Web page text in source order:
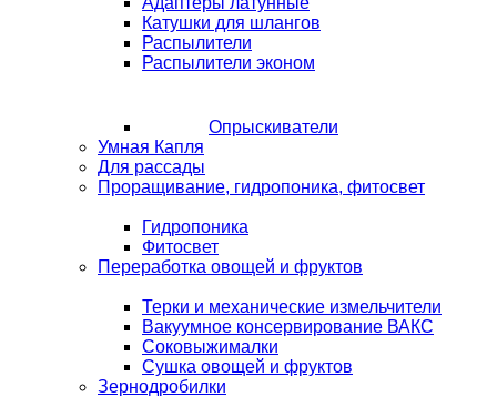
Катушки для шлангов
Распылители
Распылители эконом
Опрыскиватели
Умная Капля
Для рассады
Проращивание, гидропоника, фитосвет
Гидропоника
Фитосвет
Переработка овощей и фруктов
Терки и механические измельчители
Вакуумное консервирование ВАКС
Соковыжималки
Сушка овощей и фруктов
Зернодробилки